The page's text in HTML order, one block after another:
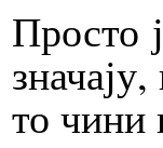
Просто
то чини